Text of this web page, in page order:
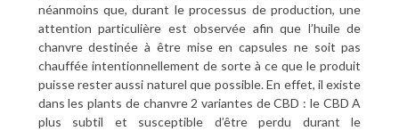
néanmoins que, durant le processus de production, une
attention particulière est observée afin que l’huile de
chanvre destinée à être mise en capsules ne soit pas
chauffée intentionnellement de sorte à ce que le produit
puisse rester aussi naturel que possible. En effet, il existe
dans les plants de chanvre 2 variantes de CBD : le CBD A
plus subtil et susceptible d’être perdu durant le